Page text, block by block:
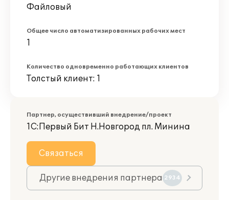
Файловый
Общее число автоматизированных рабочих мест
1
Количество одновременно работающих клиентов
Толстый клиент: 1
Партнер, осуществивший внедрение/проект
1С:Первый Бит Н.Новгород пл. Минина
Связаться
Другие внедрения партнера 2934